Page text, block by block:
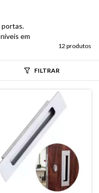
portas.
em
12 produtos
FILTRAR